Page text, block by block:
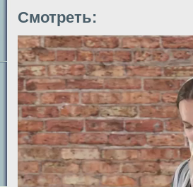
Смотреть:
Видеоплеер